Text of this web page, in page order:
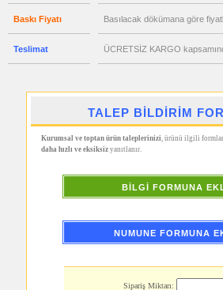
Baskı Fiyatı Basılacak dökümana göre
Teslimat ÜCRETSİZ KARGO
TALEP BİLDİRİM
Kurumsal ve toptan ürün taleplerinizi, ürünü ilgili
daha hızlı ve eksiksizyanıtlanır.
BİLGİ FORMUNA
NUMUNE FORMUNA
Sipariş Miktarı:
promosyon
Makyaj
Aynası
&
Manikür
Seti
Metre
promosyon
Çakı
&
Feneri
promosyon
Küllük
promosyon
Çanta